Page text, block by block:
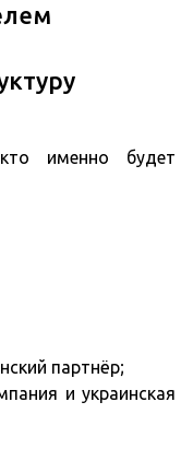
именно будет
партнёр;
и украинская